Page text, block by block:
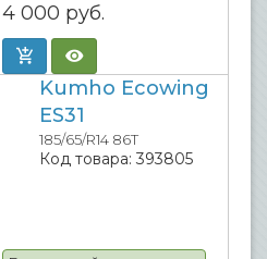
4 000 руб.
Kumho Ecowing
ES31
185/65/R14 86T
Код товара: 393805